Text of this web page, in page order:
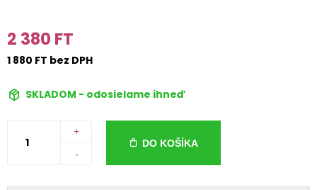
2 380 FT
1 880 FT bez DPH
SKLADOM - odosielame ihneď
+
-
DO KOŠÍKA